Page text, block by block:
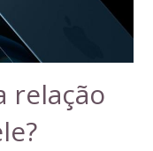
relação